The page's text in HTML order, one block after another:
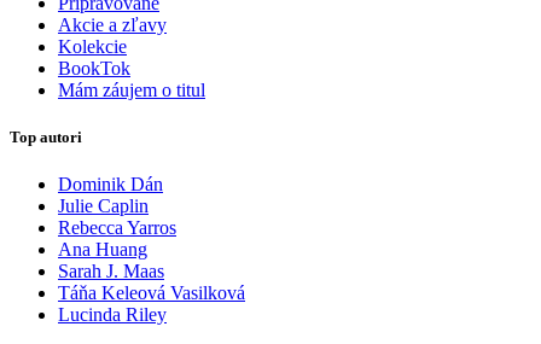
Akcie a zľavy
Kolekcie
BookTok
Mám záujem o titul
Top autori
Dominik Dán
Julie Caplin
Rebecca Yarros
Ana Huang
Sarah J. Maas
Táňa Keleová Vasilková
Lucinda Riley